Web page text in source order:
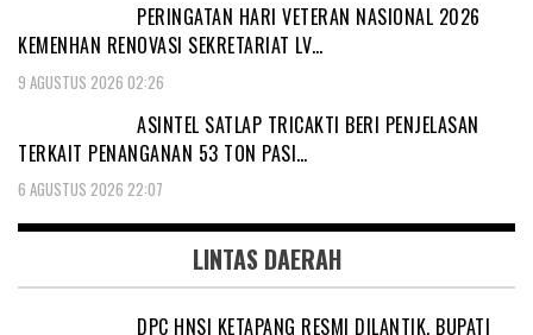
PERINGATAN HARI VETERAN NASIONAL 2026
KEMENHAN RENOVASI SEKRETARIAT LV…
9 AGUSTUS 2026 02:26
ASINTEL SATLAP TRICAKTI BERI PENJELASAN
TERKAIT PENANGANAN 53 TON PASI…
6 AGUSTUS 2026 22:07
LINTAS DAERAH
DPC HNSI KETAPANG RESMI DILANTIK, BUPATI